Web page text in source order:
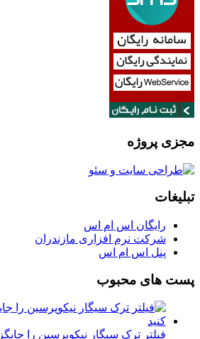
مجزی پروژه
تبلیغات
رایگان اس ام اس
شرکت نرم افزاری مازندران
پنل اس ام اس
پست های محبوب
فیلتر ترک سیگار نیکوپرسین را